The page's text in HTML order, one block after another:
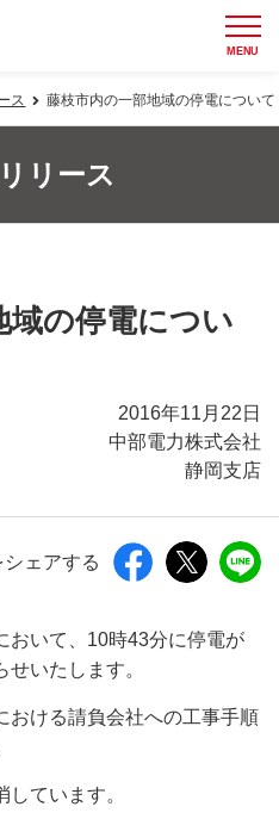
MENU
ス 藤枝市内の一部地域の停電について
リース
域の停電につい
2016年11月22日
中部電力株式会社
静岡支店
ェアする
おいて、10時43分に停電が
いたします。
おける請負会社への工事手順
ています。